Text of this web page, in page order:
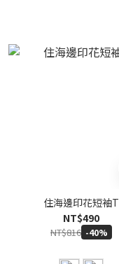
住海邊印花短袖T
NT$490
NT$816 -40%